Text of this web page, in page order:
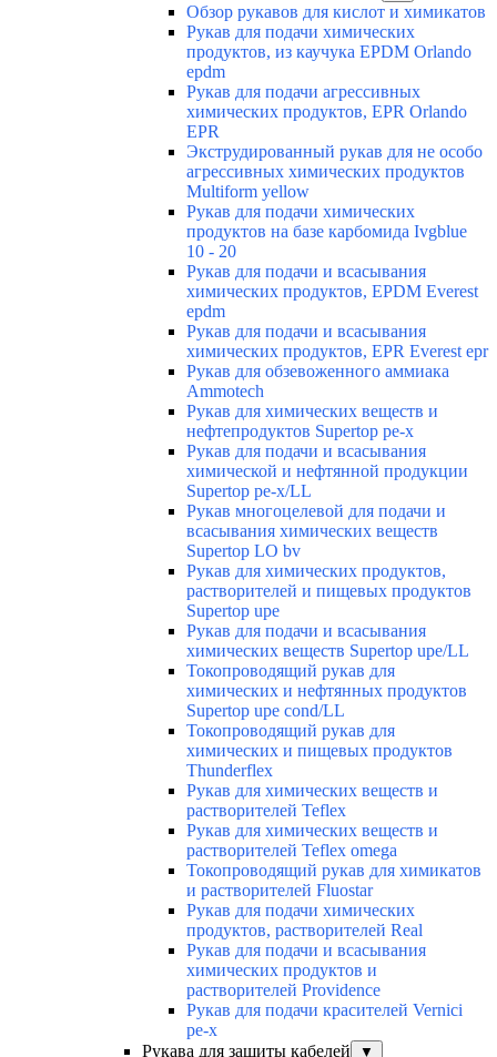
Обзор рукавов для кислот и химикатов
Рукав для подачи химических
продуктов, из каучука EPDM Orlando
epdm
Рукав для подачи агрессивных
химических продуктов, EPR Orlando
EPR
Экструдированный рукав для не особо
агрессивных химических продуктов
Multiform yellow
Рукав для подачи химических
продуктов на базе карбомида Ivgblue
10 - 20
Рукав для подачи и всасывания
химических продуктов, EPDM Everest
epdm
Рукав для подачи и всасывания
химических продуктов, EPR Everest epr
Рукав для обзевоженного аммиака
Ammotech
Рукав для химических веществ и
нефтепродуктов Supertop pe-x
Рукав для подачи и всасывания
химической и нефтянной продукции
Supertop pe-x/LL
Рукав многоцелевой для подачи и
всасывания химических веществ
Supertop LO bv
Рукав для химических продуктов,
растворителей и пищевых продуктов
Supertop upe
Рукав для подачи и всасывания
химических веществ Supertop upe/LL
Токопроводящий рукав для
химических и нефтянных продуктов
Supertop upe cond/LL
Токопроводящий рукав для
химических и пищевых продуктов
Thunderflex
Рукав для химических веществ и
растворителей Teflex
Рукав для химических веществ и
растворителей Teflex omega
Токопроводящий рукав для химикатов
и растворителей Fluostar
Рукав для подачи химических
продуктов, растворителей Real
Рукав для подачи и всасывания
химических продуктов и
растворителей Providence
Рукав для подачи красителей Vernici
pe-x
Рукава для защиты кабелей
▼